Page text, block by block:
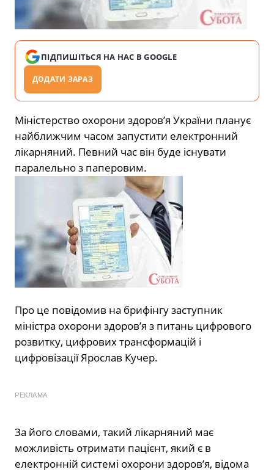
ПІДПИШІТЬСЯ НА НАС В GOOGLE
ДОДАТИ ЗАРАЗ
Міністерство охорони здоров’я України планує
найближчим часом запустити електронний
лікарняний. Певний час він буде існувати
паралельно з паперовим.
Про це повідомив на брифінгу заступник
міністра охорони здоров’я з питань цифрового
розвитку, цифрових трансформацій і
цифровізації Ярослав Кучер.
РЕКЛАМА
За його словами, такий лікарняний має
можливість отримати пацієнт, який є в
електронній системі охорони здоров’я, відома